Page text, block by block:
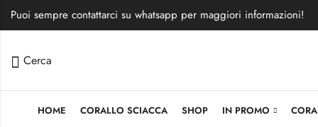
Puoi sempre contattarci su whatsapp per maggiori informazioni!
Cerca
HOME CORALLO SCIACCA SHOP IN PROMO